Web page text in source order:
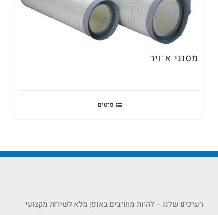
מסנני אוויר
פרטים
הערכים שלנו – להיות מחויבים באופן מלא לשירות מקצועי